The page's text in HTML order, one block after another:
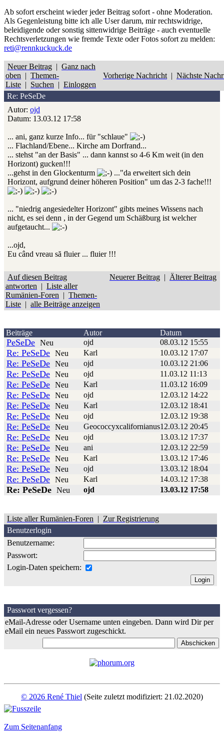
Ab sofort erscheint wieder jeder Beitrag sofort - ohne Moderation.
Als Gegenleistung bitte ich alle User darum, mir rechtswidrige,
beleidigende oder sonstig sittenwidrige Beiträge - auch eventuelle
Rechtsverletzungen wie fremde Texte oder Fotos sofort zu melden:
reti@rennkuckuck.de
Neuer Beitrag | Ganz nach
oben | Themen-
Liste | Suchen | Einloggen
Vorherige Nachricht | Nächste
Re: PeSeDe
Autor: ojd
Datum: 13.03.12 17:58
... ani, ganz kurze Info... für "schlaue"
... Flachland/Ebene... Kirche am Dorfrand...
... stehst "an der Basis" ... dann kannst so 4-6 Km weit (in den
Horizont) gucken!!!
...gehst in den Glockenturm
..."da erweitert sich dein
Horizont, aufgrund deiner höheren Position" um das 2-3 fache!!!
... "niedrig angesiedelter Horizont" gibts meines Wissens nach
nicht, es sei denn , in der Gegend um Schäßburg ist welcher
aufgetaucht...
...ojd,
Eu când vreau să fluier ... fluier !!!
Auf diesen Beitrag
antworten | Liste aller
Rumänien-Foren | Themen-
Liste | alle Beiträge anzeigen
Neuerer Beitrag | Älterer Beitrag
Beiträge Autor Datum
PeSeDe Neu ojd 08.03.12 15:55
Re: PeSeDe Neu Karl 10.03.12 17:07
Re: PeSeDe Neu ojd 10.03.12 21:06
Re: PeSeDe Neu ojd 11.03.12 11:13
Re: PeSeDe Neu Karl 11.03.12 16:09
Re: PeSeDe Neu ojd 12.03.12 14:22
Re: PeSeDe Neu Karl 12.03.12 18:41
Re: PeSeDe Neu ojd 12.03.12 19:38
Re: PeSeDe Neu Geococcyxcalifornianus12.03.12 20:45
Re: PeSeDe Neu ojd 13.03.12 17:37
Re: PeSeDe Neu ani 12.03.12 22:59
Re: PeSeDe Neu Karl 13.03.12 17:46
Re: PeSeDe Neu ojd 13.03.12 18:04
Re: PeSeDe Neu Karl 14.03.12 17:38
Re: PeSeDe Neu ojd 13.03.12 17:58
Liste aller Rumänien-Foren | Zur Registrierung
Benutzerlogin
Benutzername:
Passwort:
Login-Daten speichern:
Passwort vergessen?
eMail-Adresse oder Username unten eingeben. Dann wird Dir per
eMail ein neues Passwort zugeschickt.
© 2026 René Thiel (Seite zuletzt modifiziert: 21.02.2020)
Zum Seitenanfang